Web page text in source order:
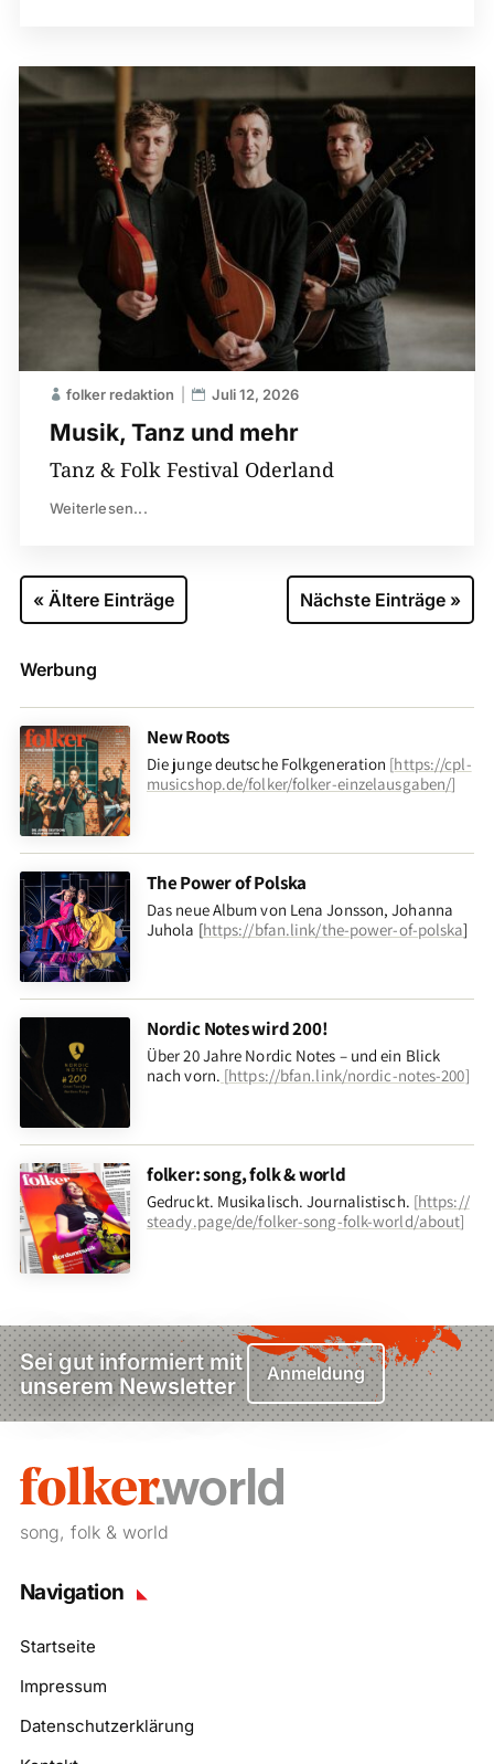
Musik, Tanz und mehr
folker redaktion Juli 12, 2026
Tanz & Folk Festival Oderland
Weiterlesen...
« Ältere Einträge Nächste Einträge »
Werbung
New Roots
Die junge deutsche Folkgeneration [https://cpl-
musicshop.de/folker/folker-einzelausgaben/]
The Power of Polska
Das neue Album von Lena Jonsson, Johanna
Juhola [https://bfan.link/the-power-of-polska]
Nordic Notes wird 200!
Über 20 Jahre Nordic Notes – und ein Blick
nach vorn. [https://bfan.link/nordic-notes-200]
folker: song, folk & world
Gedruckt. Musikalisch. Journalistisch. [https://
steady.page/de/folker-song-folk-world/about]
Sei gut informiert mit
unserem Newsletter
Anmeldung
song, folk & world
Navigation
Startseite
Impressum
Datenschutzerklärung